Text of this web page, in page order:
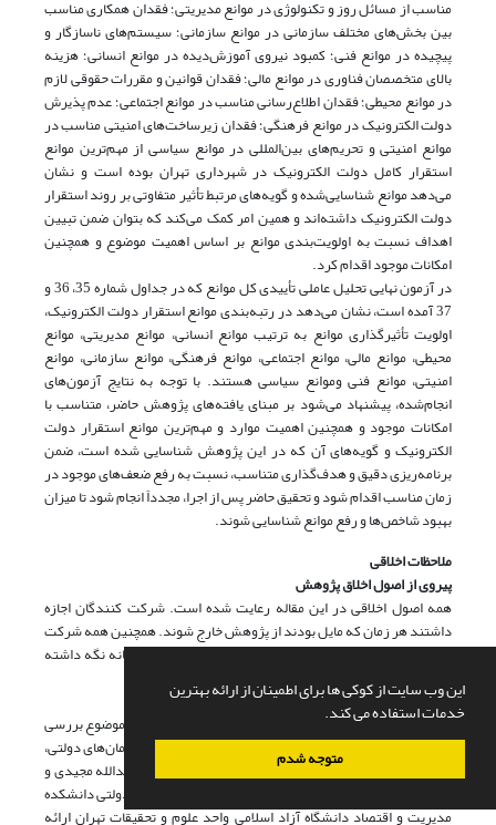
این وب سایت از کوکی ها برای اطمینان از ارائه بهترین
خدمات استفاده می کند.
متوجه شدم
مناسب از مسائل روز و تکنولوژی در موانع مدیریتی؛ فقدان همکاری مناسب
بین بخش‌های مختلف سازمانی در موانع سازمانی؛ سیستم‌های ناسازگار و
پیچیده در موانع فنی؛ کمبود نیروی آموزش‌دیده در موانع انسانی؛ هزینه
بالای متخصصان فناوری در موانع مالی؛ فقدان قوانین و مقررات حقوقی لازم
در موانع محیطی؛ فقدان اطلاع‌رسانی مناسب در موانع اجتماعی؛ عدم پذیرش
دولت الکترونیک در موانع فرهنگی؛ فقدان زیرساخت‌های امنیتی مناسب در
موانع امنیتی و تحریم‌های بین‌المللی در موانع سیاسی از مهم‌ترین موانع
استقرار کامل دولت الکترونیک در شهرداری تهران بوده است و نشان
می‌دهد موانع شناسایی‌شده و گویه‌های مرتبط تأثیر متفاوتی بر روند استقرار
دولت الکترونیک داشته‌اند و همین امر کمک می‌کند که بتوان ضمن تبیین
اهداف نسبت به اولویت‌بندی موانع بر اساس اهمیت موضوع و همچنین
امکانات موجود اقدام کرد.
در آزمون نهایی تحلیل عاملی تأییدی کل موانع که در جداول شماره 35، 36 و
37 آمده است، نشان می‌دهد در رتبه‌بندی موانع استقرار دولت الکترونیک،
اولویت تأثیرگذاری موانع به ترتیب موانع انسانی، موانع مدیریتی، موانع
محیطی، موانع مالی، موانع اجتماعی، موانع فرهنگی، موانع سازمانی، موانع
امنیتی، موانع فنی وموانع سیاسی هستند. با توجه به نتایج آزمون‌های
انجام‌شده، پیشنهاد می‌شود بر مبنای یافته‌های پژوهش حاضر، متناسب با
امکانات موجود و همچنین اهمیت موارد و مهم‌ترین موانع استقرار دولت
الکترونیک و گویه‌های آن که در این پژوهش شناسایی شده است، ضمن
برنامه‌ریزی دقیق و هدف‌گذاری متناسب، نسبت به رفع ضعف‌های موجود در
زمان مناسب اقدام شود و تحقیق حاضر پس از اجرا، مجدداً انجام شود تا میزان
بهبود شاخص‌ها و رفع موانع شناسایی شوند.
ملاحظات اخلاقی
پیروی از اصول اخلاق پژوهش
همه اصول اخلاقی در این مقاله رعایت شده است. شرکت کنندگان اجازه
داشتند هر زمان که مایل بودند از پژوهش خارج شوند. همچنین همه شرکت
کنندگان در جریان روند پژوهش بودند. اطلاعات آن ها محرمانه نگه داشته
حامی مالی
این مقاله حامی مالی نداشته است و برگرفته از پایان‌نامه‌ای با موضوع بررسی
موانع استقرار ماده 38 قانون مدیریت خدمات کشوری در سازمان‌های دولتی،
نوشته عیسی جمشیدی با همراهی اساتید جناب آقای دکتر عبدالله مجیدی و
سرکار خانم دکتر نسرین آخوندی است که در گروه مدیریت دولتی دانشکده
مدیریت و اقتصاد دانشگاه آزاد اسلامی واحد علوم و تحقیقات تهران ارائه